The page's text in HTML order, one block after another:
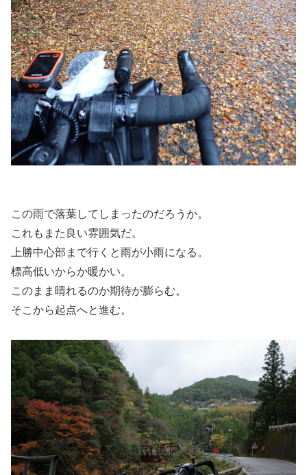
この雨で落葉してしまったのだろうか。
これもまた良い雰囲気だ。
上勝中心部まで行くと雨が小雨になる。
標高低いからか暖かい。
このまま晴れるのか期待が膨らむ。
そこから起点へと進む。